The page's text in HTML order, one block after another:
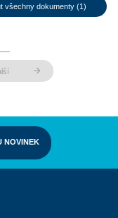
všechny dokumenty (1)
arrow_forward
NOVINEK